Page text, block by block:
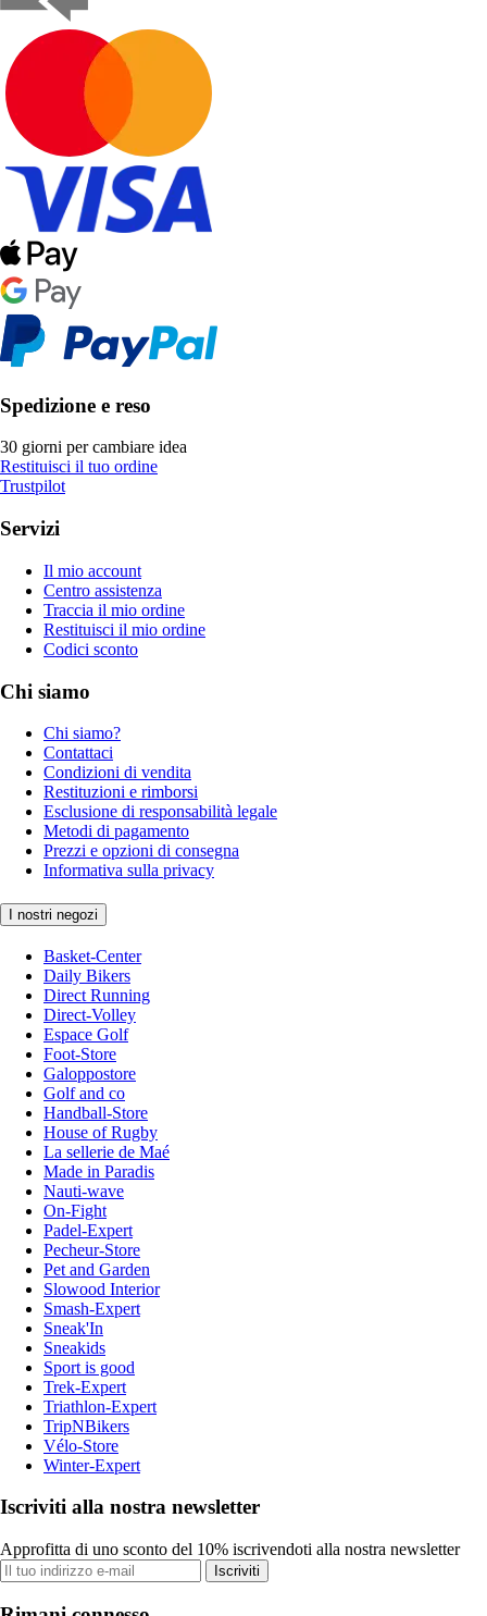
Spedizione e reso
30 giorni per cambiare idea
Restituisci il tuo ordine
Trustpilot
Servizi
Il mio account
Centro assistenza
Traccia il mio ordine
Restituisci il mio ordine
Codici sconto
Chi siamo
Chi siamo?
Contattaci
Condizioni di vendita
Restituzioni e rimborsi
Esclusione di responsabilità legale
Metodi di pagamento
Prezzi e opzioni di consegna
Informativa sulla privacy
I nostri negozi
Basket-Center
Daily Bikers
Direct Running
Direct-Volley
Espace Golf
Foot-Store
Galoppostore
Golf and co
Handball-Store
House of Rugby
La sellerie de Maé
Made in Paradis
Nauti-wave
On-Fight
Padel-Expert
Pecheur-Store
Pet and Garden
Slowood Interior
Smash-Expert
Sneak'In
Sneakids
Sport is good
Trek-Expert
Triathlon-Expert
TripNBikers
Vélo-Store
Winter-Expert
Iscriviti alla nostra newsletter
Approfitta di uno sconto del 10% iscrivendoti alla nostra newsletter
Iscriviti